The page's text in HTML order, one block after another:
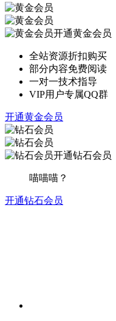
开通黄金会员
全站资源折扣购买
部分内容免费阅读
一对一技术指导
VIP用户专属QQ群
开通黄金会员
开通钻石会员
喵喵喵？
开通钻石会员